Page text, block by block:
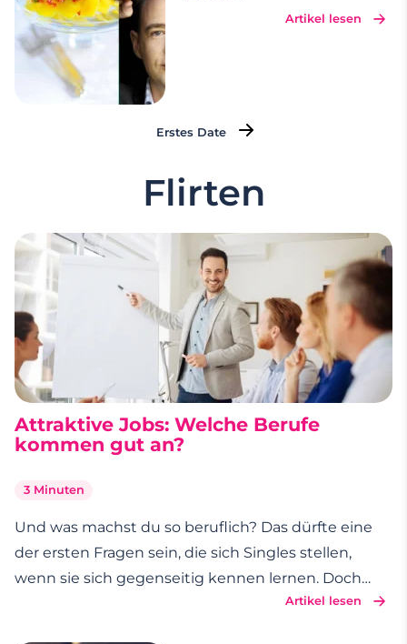
Artikel lesen
Erstes Date
Flirten
Attraktive Jobs: Welche Berufe
kommen gut an?
3 Minuten
Und was machst du so beruflich? Das dürfte eine
der ersten Fragen sein, die sich Singles stellen,
wenn sie sich gegenseitig kennen lernen. Doch
nicht jede Antwort löst beim Gegenüber den
Artikel lesen